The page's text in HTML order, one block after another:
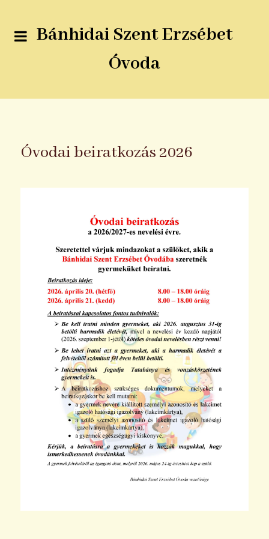
Bánhidai Szent Erzsébet
Óvoda
Óvodai beiratkozás 2026